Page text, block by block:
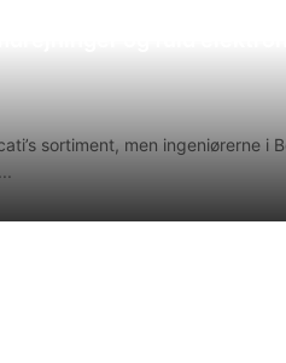
sortiment, men ingeniørerne i